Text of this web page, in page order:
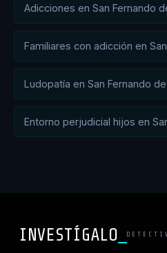
Adicciones en San Fernando
Familiares con adicción en
Ludopatía en San Fernando
Entorno perjudicial hijos en
INVESTÍGALO